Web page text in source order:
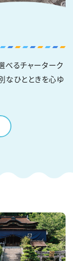
べるチャーターク
なひとときを心ゆ